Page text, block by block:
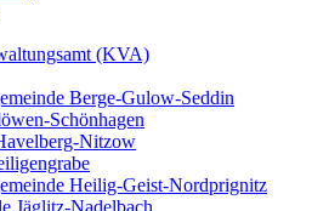
(KVA)
Berge-Gulow-Seddin
Schönhagen
Nitzow
Heilig-Geist-Nordprignitz
Jäglitz-Nadelbach